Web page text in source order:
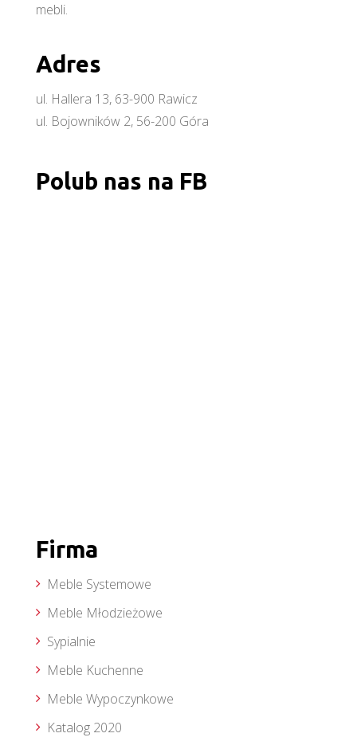
mebli.
Adres
ul. Hallera 13, 63-900 Rawicz
ul. Bojowników 2, 56-200 Góra
Polub nas na FB
Firma
Meble Systemowe
Meble Młodzieżowe
Sypialnie
Meble Kuchenne
Meble Wypoczynkowe
Katalog 2020